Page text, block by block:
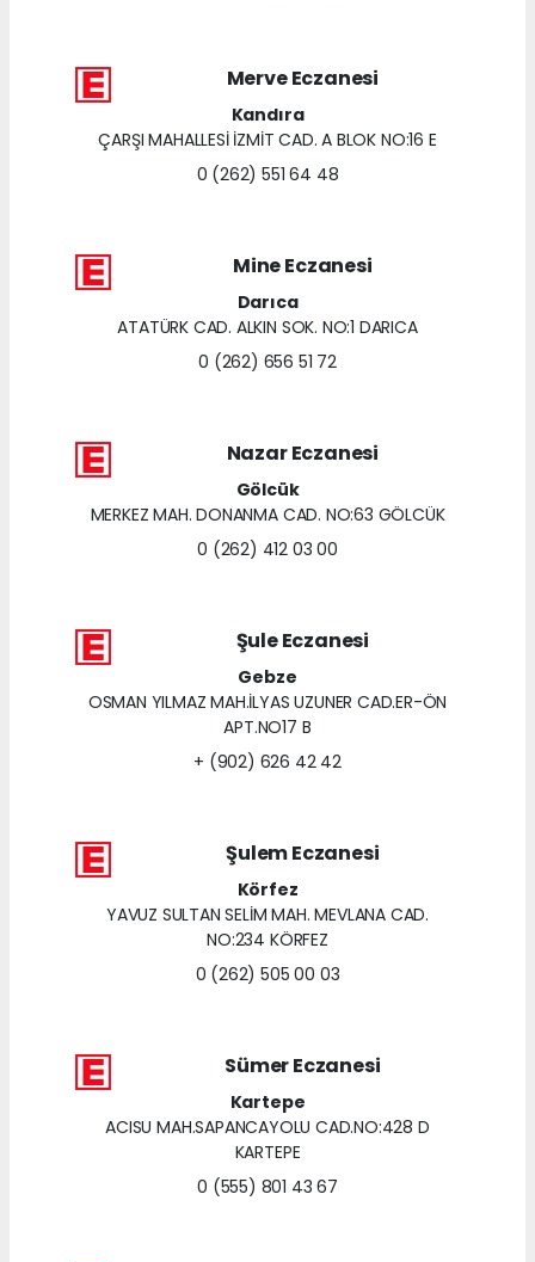
Merve Eczanesi
Kandıra
ÇARŞI MAHALLESİ İZMİT CAD. A BLOK NO:16 E
0 (262) 551 64 48
Mine Eczanesi
Darıca
ATATÜRK CAD. ALKIN SOK. NO:1 DARICA
0 (262) 656 51 72
Nazar Eczanesi
Gölcük
MERKEZ MAH. DONANMA CAD. NO:63 GÖLCÜK
0 (262) 412 03 00
Şule Eczanesi
Gebze
OSMAN YILMAZ MAH.İLYAS UZUNER CAD.ER-ÖN
APT.NO17 B
+ (902) 626 42 42
Şulem Eczanesi
Körfez
YAVUZ SULTAN SELİM MAH. MEVLANA CAD.
NO:234 KÖRFEZ
0 (262) 505 00 03
Sümer Eczanesi
Kartepe
ACISU MAH.SAPANCAYOLU CAD.NO:428 D
KARTEPE
0 (555) 801 43 67